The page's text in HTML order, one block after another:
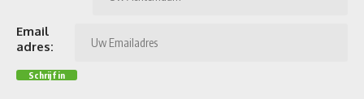
Email
adres: